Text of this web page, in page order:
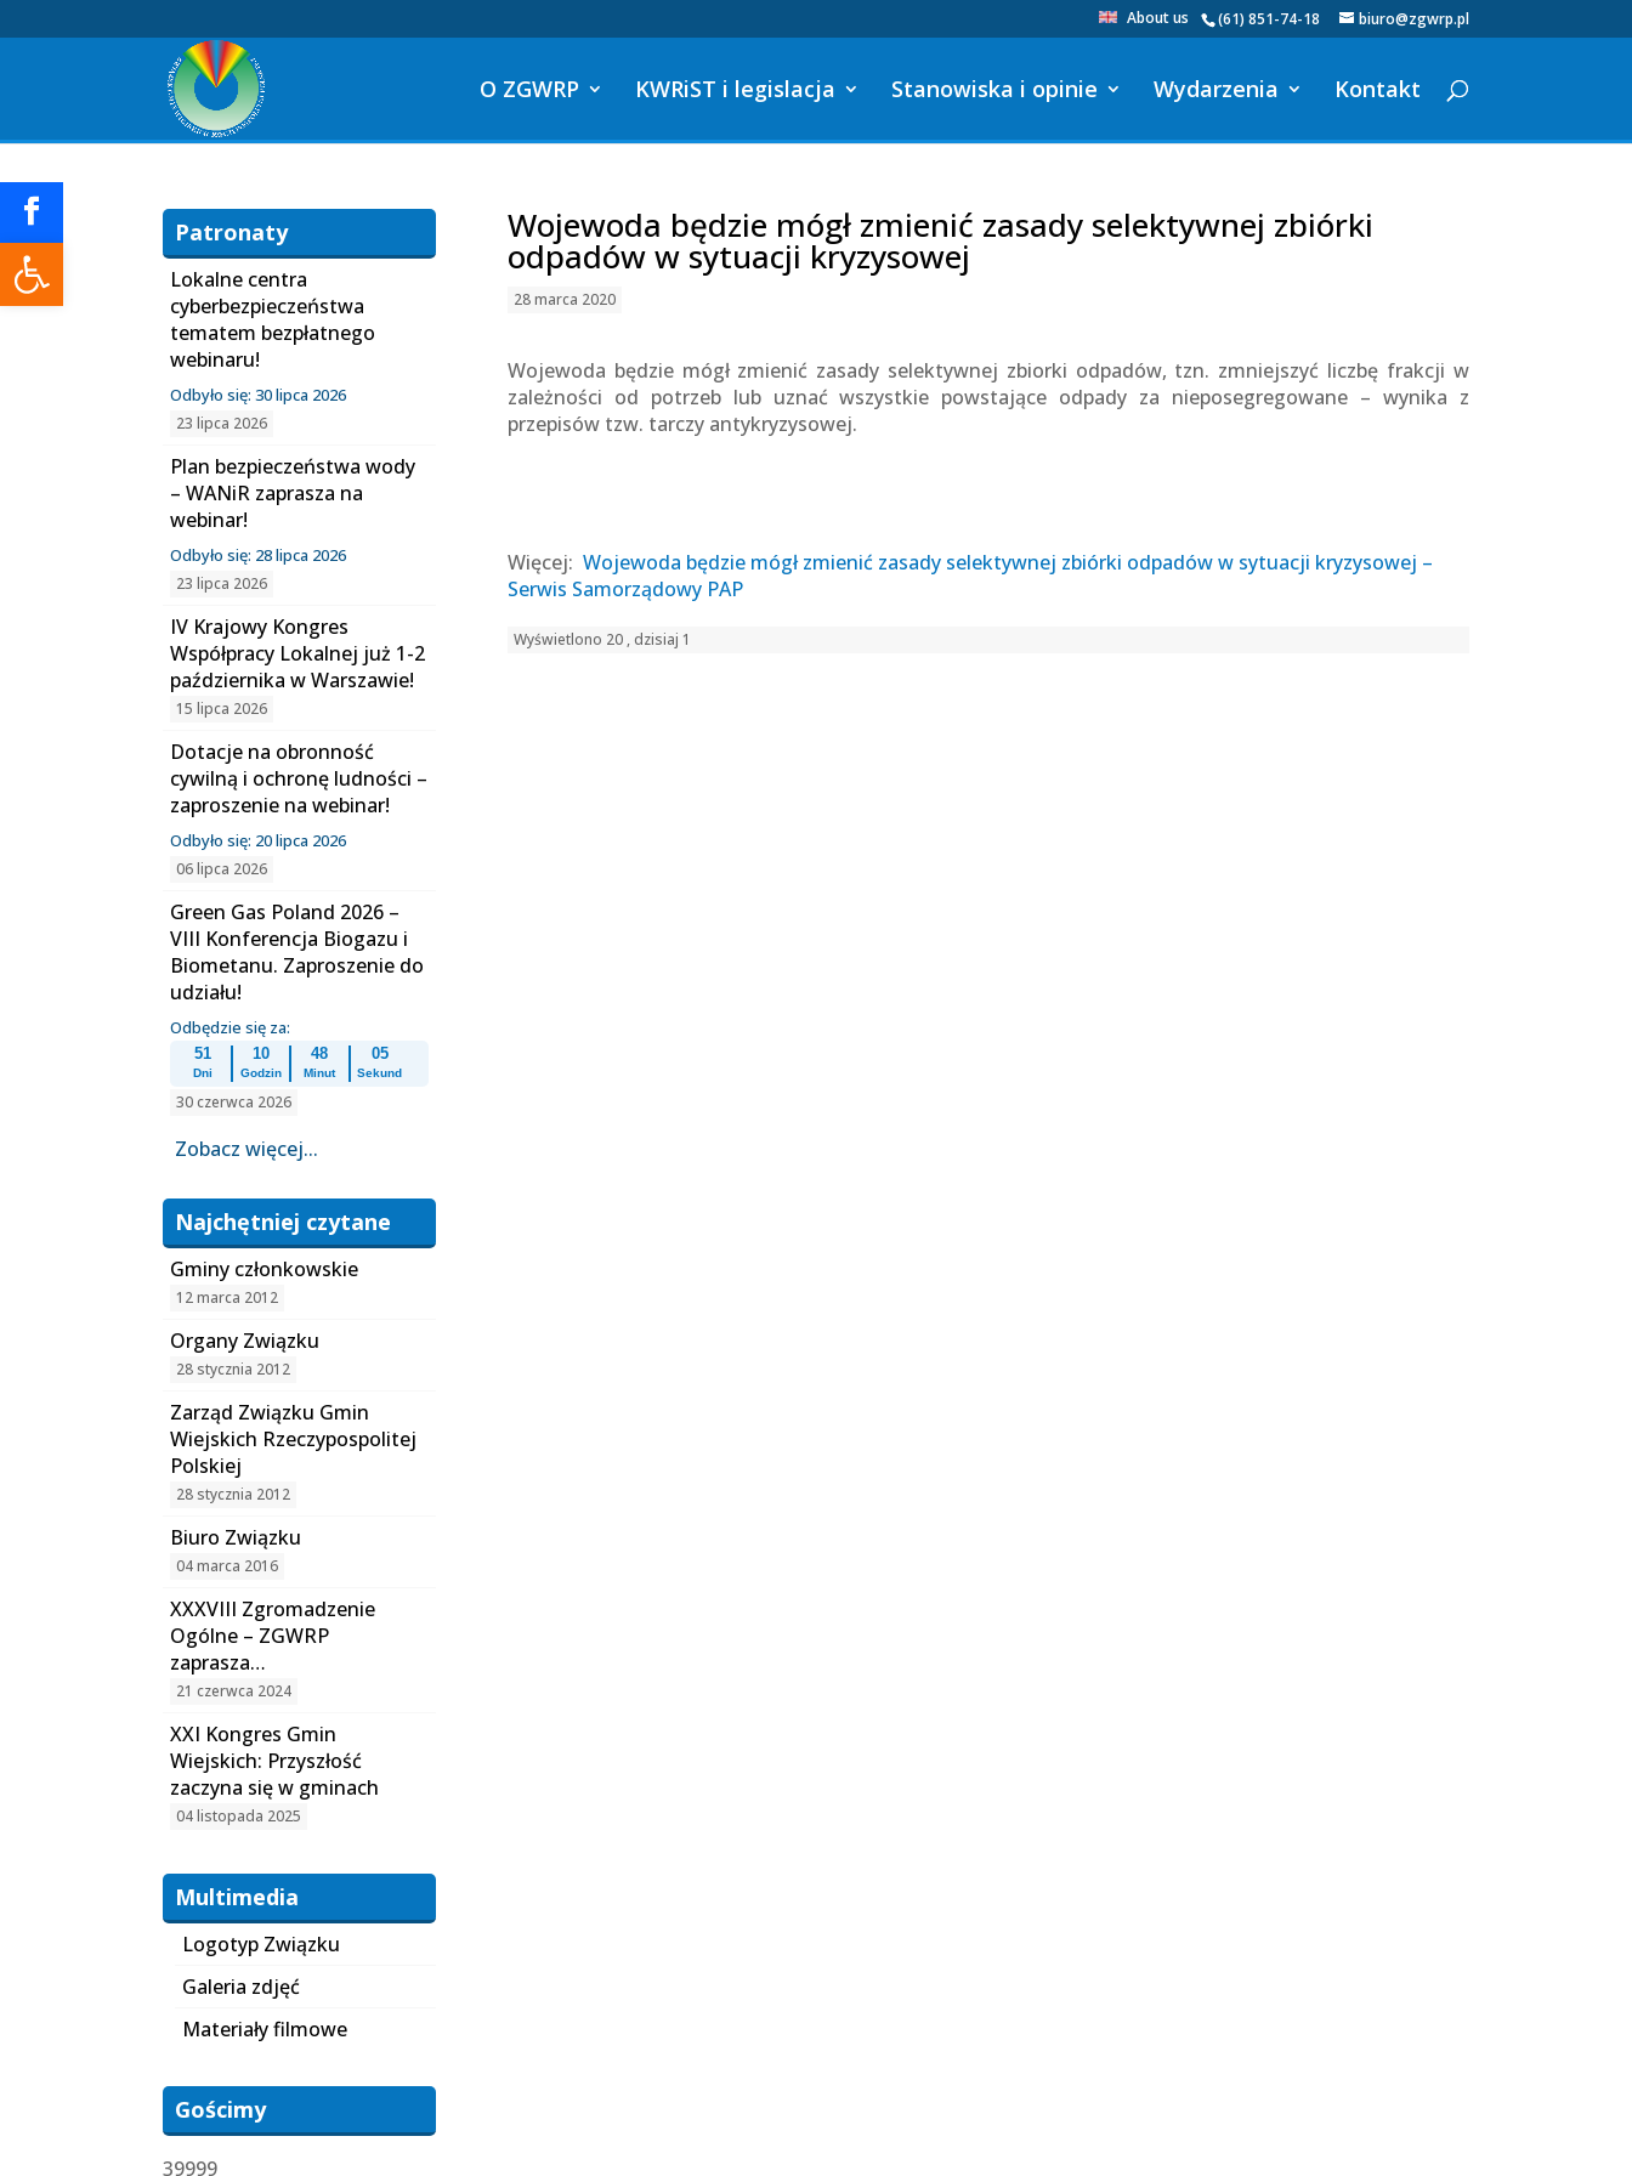
Otwórz pasek narzędzi
(61) 851-74-18 biuro@zgwrp.pl
About us
O ZGWRP KWRiST i legislacja Stanowiska i opinie Wydarzenia Kontakt
Wojewoda będzie mógł zmienić zasady selektywnej zbiórki
odpadów w sytuacji kryzysowej
28 marca 2020
Wojewoda będzie mógł zmienić zasady selektywnej zbiorki odpadów, tzn. zmniejszyć liczbę frakcji w
zależności od potrzeb lub uznać wszystkie powstające odpady za nieposegregowane – wynika z
przepisów tzw. tarczy antykryzysowej.
Więcej: Wojewoda będzie mógł zmienić zasady selektywnej zbiórki odpadów w sytuacji kryzysowej –
Serwis Samorządowy PAP
Wyświetlono 20 , dzisiaj 1
Patronaty
Lokalne centra
cyberbezpieczeństwa
tematem bezpłatnego
webinaru!
Odbyło się: 30 lipca 2026
23 lipca 2026
Plan bezpieczeństwa wody
– WANiR zaprasza na
webinar!
Odbyło się: 28 lipca 2026
23 lipca 2026
IV Krajowy Kongres
Współpracy Lokalnej już 1-2
października w Warszawie!
15 lipca 2026
Dotacje na obronność
cywilną i ochronę ludności –
zaproszenie na webinar!
Odbyło się: 20 lipca 2026
06 lipca 2026
Green Gas Poland 2026 –
VIII Konferencja Biogazu i
Biometanu. Zaproszenie do
udziału!
Odbędzie się za:
51
Dni
10
Godzin
48
Minut
05
Sekund
30 czerwca 2026
Zobacz więcej...
Najchętniej czytane
Gminy członkowskie
12 marca 2012
Organy Związku
28 stycznia 2012
Zarząd Związku Gmin
Wiejskich Rzeczypospolitej
Polskiej
28 stycznia 2012
Biuro Związku
04 marca 2016
XXXVIII Zgromadzenie
Ogólne – ZGWRP
zaprasza…
21 czerwca 2024
XXI Kongres Gmin
Wiejskich: Przyszłość
zaczyna się w gminach
04 listopada 2025
Multimedia
Logotyp Związku
Galeria zdjęć
Materiały filmowe
Gościmy
39999